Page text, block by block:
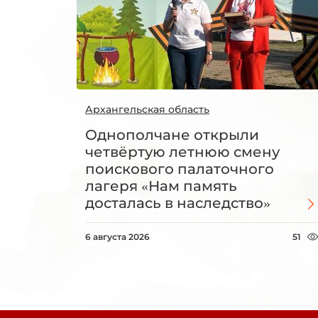
Архангельская область
Однополчане открыли
четвёртую летнюю смену
поискового палаточного
лагеря «Нам память
досталась в наследство»
6 августа 2026 51